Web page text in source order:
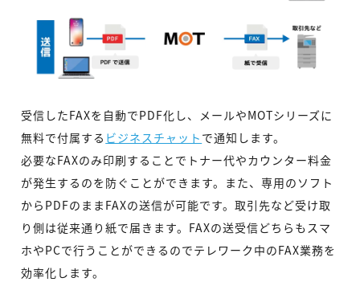
受信したFAXを自動でPDF化し、メールやMOTシリーズに
無料で付属する ビジネスチャット で通知します。
必要なFAXのみ印刷することでトナー代やカウンター料金
が発生するのを防ぐことができます。また、専用のソフト
からPDFのままFAXの送信が可能です。取引先など受け取
り側は従来通り紙で届きます。FAXの送受信どちらもスマ
ホやPCで行うことができるのでテレワーク中のFAX業務を
効率化します。